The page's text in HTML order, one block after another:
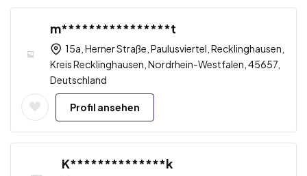
m****************t
15a, Herner Straße, Paulusviertel, Recklinghausen,
Kreis Recklinghausen, Nordrhein-Westfalen, 45657,
Deutschland
Profil ansehen
K**************k